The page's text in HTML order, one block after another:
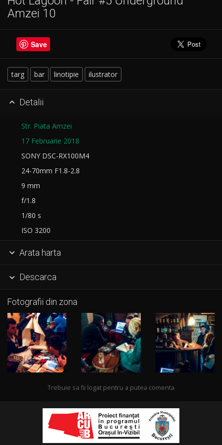
Amzei 10
Save
targ bar linotipie ilustrator
 Detalii
Str. Piata Amzei
17 Februarie 2018
SONY DSC-RX100M4
24-70mm F1.8-2.8
9 mm
f/1.8
1/80 s
ISO 3200
 Arata harta
 Descarca
Fotografii din zona
Trebuie sa fii logat pentru a putea comenta